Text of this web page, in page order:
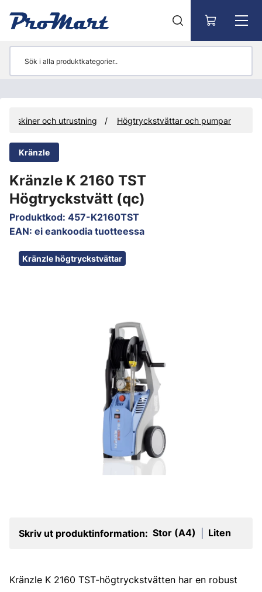
Maskiner och utrustning Högtryckstvättar och pumpar
Kränzle
Kränzle K 2160 TST
Högtryckstvätt (qc)
Produktkod: 457-K2160TST
EAN: ei eankoodia tuotteessa
Kränzle högtryckstvättar
Hoppa över bilder
Skriv ut produktinformation: Stor (A4) Liten
Kränzle K 2160 TST-högtryckstvätten har en robust